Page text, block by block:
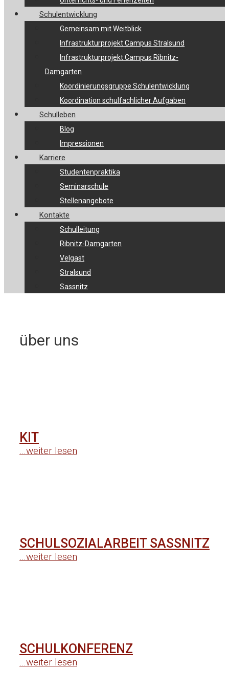
Schulentwicklung
Gemeinsam mit Weitblick
Infrastrukturprojekt Campus Stralsund
Infrastrukturprojekt Campus Ribnitz-
Damgarten
Koordinierungsgruppe Schulentwicklung
Koordination schulfachlicher Aufgaben
Schulleben
Blog
Impressionen
Karriere
Studentenpraktika
Seminarschule
Stellenangebote
Kontakte
Schulleitung
Ribnitz-Damgarten
Velgast
Stralsund
Sassnitz
über uns
KIT
…weiter lesen
SCHULSOZIALARBEIT SASSNITZ
…weiter lesen
SCHULKONFERENZ
…weiter lesen